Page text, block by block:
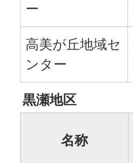
ー
高美が丘地域セ
ンター
黒瀬地区
名称